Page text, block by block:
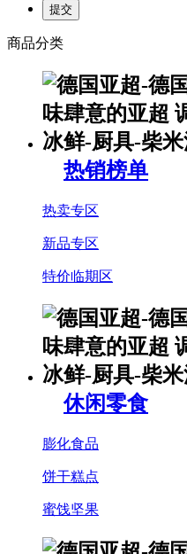
商品分类
热销榜单
热卖专区
新品专区
特价临期区
休闲零食
膨化食品
饼干糕点
蜜饯坚果